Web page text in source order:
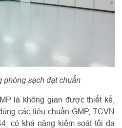
phòng sạch đạt chuẩn
là không gian được thiết kế,
các tiêu chuẩn GMP, TCVN
có khả năng kiểm soát tối đa